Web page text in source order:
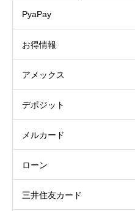
PyaPay
お得情報
アメックス
デポジット
メルカード
ローン
三井住友カード